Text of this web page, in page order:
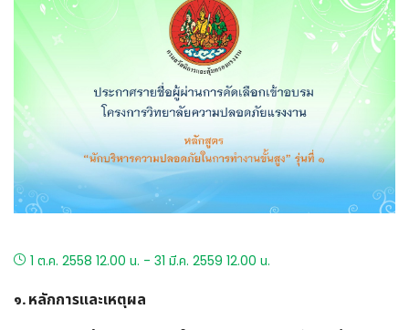
1 ต.ค. 2558 12.00 น. - 31 มี.ค. 2559 12.00 น.
๑. หลักการและเหตุผล